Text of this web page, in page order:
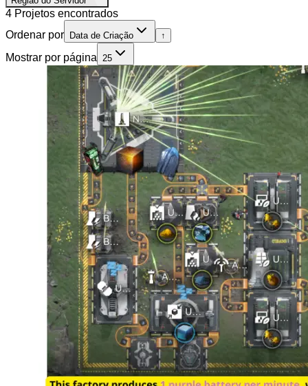
4 Projetos encontrados
Ordenar por
Data de Criação ↑
Mostrar por página 25